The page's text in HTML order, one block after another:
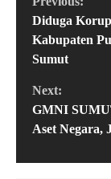
Diduga
Kabupaten
Sumut
Next:
GMNI
Aset Negara,